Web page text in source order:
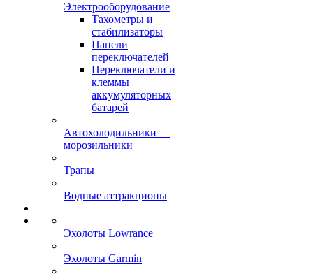
Электрооборудование
Тахометры и
стабилизаторы
Панели
переключателей
Переключатели и
клеммы
аккумуляторных
батарей
Автохолодильники —
морозильники
Трапы
Водные аттракционы
Эхолоты Lowrance
Эхолоты Garmin